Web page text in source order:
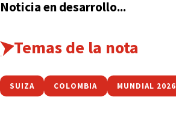
Noticia en desarrollo...
Temas de la nota
SUIZA COLOMBIA MUNDIAL 2026